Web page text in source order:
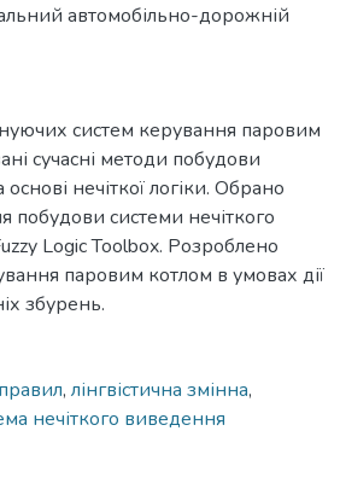
автомобільно-дорожній
систем керування паровим
сучасні методи побудови
нечіткої логіки. Обрано
побудови системи нечіткого
Logic Toolbox. Розроблено
паровим котлом в умовах дії
збурень.
, лінгвістична змінна,
нечіткого виведення